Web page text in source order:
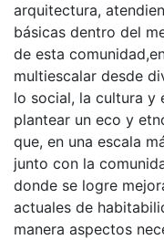
arquitectura,
básicas dentro del
de esta
multiescalar desde
lo social, la cultura y
plantear un eco y
que, en una escala
junto con la
donde se logre
actuales de
manera aspectos